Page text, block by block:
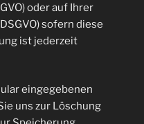
oder auf Ihrer
sofern diese
ist jederzeit
eingegebenen
uns zur Löschung